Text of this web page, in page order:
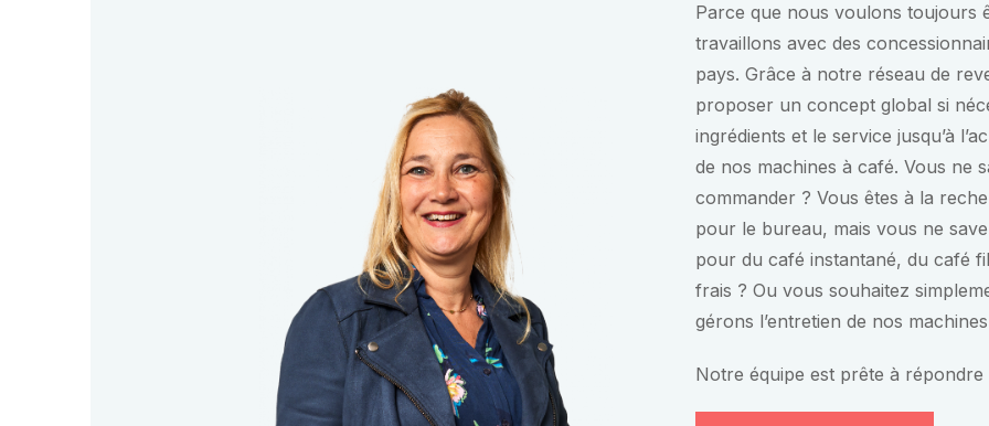
Parce que nous voulons toujours
travaillons avec des
pays. Grâce à notre réseau de
proposer un concept global si
ingrédients et le service jusqu’à
de nos machines à café. Vous ne
commander ? Vous êtes à la
pour le bureau, mais vous ne
pour du café instantané, du café
frais ? Ou vous souhaitez
gérons l’entretien de nos
Notre équipe est prête à